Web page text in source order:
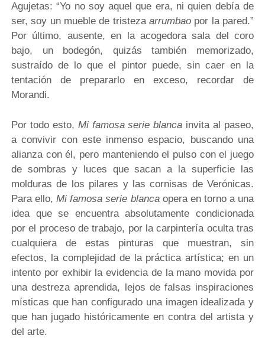
Agujetas: “Yo no soy aquel que era, ni quien debía de
ser, soy un mueble de tristezaarrumbao por la pared.”
Por último, ausente, en la acogedora sala del coro
bajo, un bodegón, quizás también memorizado,
sustraído de lo que el pintor puede, sin caer en la
tentación de prepararlo en exceso, recordar de
Morandi.
Por todo esto, Mi famosa serie blanca invita al paseo,
a convivir con este inmenso espacio, buscando una
alianza con él, pero manteniendo el pulso con el juego
de sombras y luces que sacan a la superficie las
molduras de los pilares y las cornisas de Verónicas.
Para ello,Mi famosa serie blancaopera en torno a una
idea que se encuentra absolutamente condicionada
por el proceso de trabajo, por la carpintería oculta tras
cualquiera de estas pinturas que muestran, sin
efectos, la complejidad de la práctica artística; en un
intento por exhibir la evidencia de la mano movida por
una destreza aprendida, lejos de falsas inspiraciones
místicas que han configurado una imagen idealizada y
que han jugado históricamente en contra del artista y
del arte.